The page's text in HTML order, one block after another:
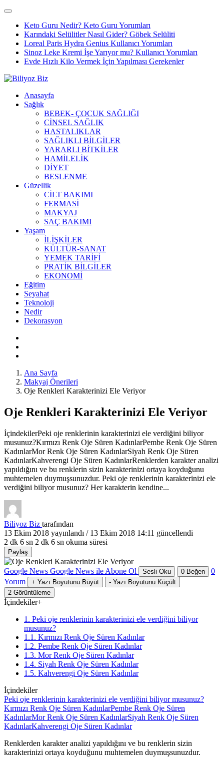
Keto Guru Nedir? Keto Guru Yorumları
Karındaki Selülitler Nasıl Gider? Göbek Selüliti
Loreal Paris Hydra Genius Kullanıcı Yorumları
Sinoz Leke Kremi İşe Yarıyor mu? Kullanıcı Yorumları
Evde Hızlı Kilo Vermek İçin Yapılması Gerekenler
Anasayfa
Sağlık
BEBEK- ÇOCUK SAĞLIĞI
CİNSEL SAĞLIK
HASTALIKLAR
SAĞLIKLI BİLGİLER
YARARLI BİTKİLER
HAMİLELİK
DİYET
BESLENME
Güzellik
CİLT BAKIMI
FERMASİ
MAKYAJ
SAÇ BAKIMI
Yaşam
İLİŞKİLER
KÜLTÜR-SANAT
YEMEK TARİFİ
PRATİK BİLGİLER
EKONOMİ
Eğitim
Seyahat
Teknoloji
Nedir
Dekorasyon
Ana Sayfa
Makyaj Önerileri
Oje Renkleri Karakterinizi Ele Veriyor
Oje Renkleri Karakterinizi Ele Veriyor
İçindekilerPeki oje renklerinin karakterinizi ele verdiğini biliyor
musunuz?Kırmızı Renk Oje Süren KadınlarPembe Renk Oje Süren
KadınlarMor Renk Oje Süren KadınlarSiyah Renk Oje Süren
KadınlarKahverengi Oje Süren KadınlarRenklerden karakter analizi
yapıldığını ve bu renklerin sizin karakterinizi ortaya koyduğunu
muhtemelen duymuşsunuzdur. Peki oje renklerinin karakterinizi ele
verdiğini biliyor musunuz? Her karakterin kendine...
Biliyoz Biz tarafından
13 Ekim 2018 yayınlandı / 13 Ekim 2018 14:11 güncellendi
2 dk 6 sn 2 dk 6 sn okuma süresi
Paylaş
Google News Google News ile Abone Ol Sesli Oku 0 Beğen
0
Yorum
+ Yazı Boyutunu Büyüt - Yazı Boyutunu Küçült
2 Görüntüleme
İçindekiler+
1. Peki oje renklerinin karakterinizi ele verdiğini biliyor
musunuz?
1.1. Kırmızı Renk Oje Süren Kadınlar
1.2. Pembe Renk Oje Süren Kadınlar
1.3. Mor Renk Oje Süren Kadınlar
1.4. Siyah Renk Oje Süren Kadınlar
1.5. Kahverengi Oje Süren Kadınlar
İçindekiler
Peki oje renklerinin karakterinizi ele verdiğini biliyor musunuz?
Kırmızı Renk Oje Süren KadınlarPembe Renk Oje Süren
KadınlarMor Renk Oje Süren KadınlarSiyah Renk Oje Süren
KadınlarKahverengi Oje Süren Kadınlar
Renklerden karakter analizi yapıldığını ve bu renklerin sizin
karakterinizi ortaya koyduğunu muhtemelen duymuşsunuzdur.